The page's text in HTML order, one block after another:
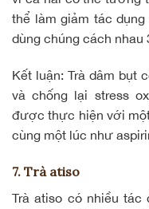
thể làm giảm tác
dùng chúng cách nhau
Kết luận: Trà dâm bụt
và chống lại stress
được thực hiện với
cùng một lúc như
7. Trà atiso
Trà atiso có nhiều